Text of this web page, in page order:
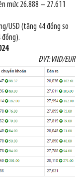
mức 26.888 – 27.611
USD (tăng 44 đồng so
đồng).
ĐVT: VND/EUR